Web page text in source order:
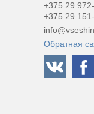
+375 29
+375 29
Обратная